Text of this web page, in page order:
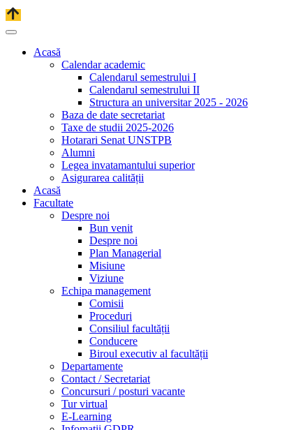
Acasă
Calendar academic
Calendarul semestrului I
Calendarul semestrului II
Structura an universitar 2025 - 2026
Baza de date secretariat
Taxe de studii 2025-2026
Hotarari Senat UNSTPB
Alumni
Legea invatamantului superior
Asigurarea calității
Acasă
Facultate
Despre noi
Bun venit
Despre noi
Plan Managerial
Misiune
Viziune
Echipa management
Comisii
Proceduri
Consiliul facultății
Conducere
Biroul executiv al facultății
Departamente
Contact / Secretariat
Concursuri / posturi vacante
Tur virtual
E-Learning